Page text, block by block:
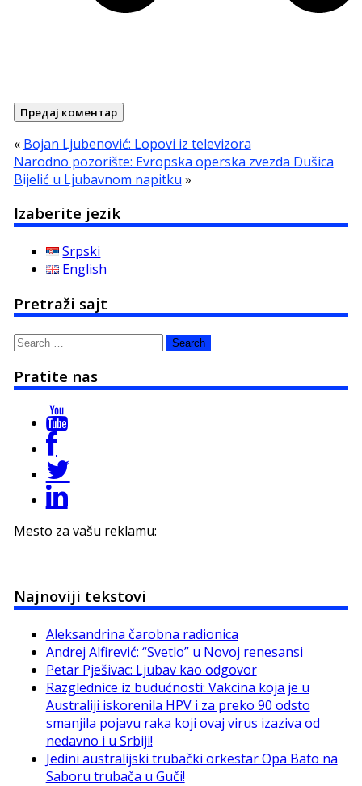
« Bojan Ljubenović: Lopovi iz televizora
Narodno pozorište: Evropska operska zvezda Dušica
Bijelić u Ljubavnom napitku »
Izaberite jezik
Srpski
English
Pretraži sajt
Search
Pratite nas
Mesto za vašu reklamu:
Najnoviji tekstovi
Aleksandrina čarobna radionica
Andrej Alfirević: “Svetlo” u Novoj renesansi
Petar Pješivac: Ljubav kao odgovor
Razglednice iz budućnosti: Vakcina koja je u
Australiji iskorenila HPV i za preko 90 odsto
smanjila pojavu raka koji ovaj virus izaziva od
nedavno i u Srbiji!
Jedini australijski trubački orkestar Opa Bato na
Saboru trubača u Guči!